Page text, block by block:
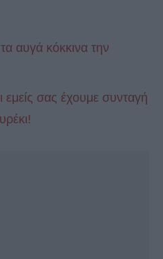
αυγά κόκκινα την
εμείς σας έχουμε συνταγή